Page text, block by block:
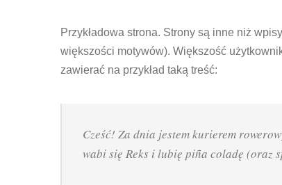
Przykładowa strona. Strony są inne niż
większości motywów). Większość
zawierać na przykład taką treść:
Cześć! Za dnia jestem kurierem
wabi się Reks i lubię piña coladę (oraz